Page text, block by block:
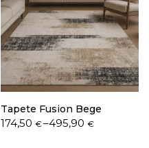
Tapete Fusion Bege
174,50 €–495,90 €
Price